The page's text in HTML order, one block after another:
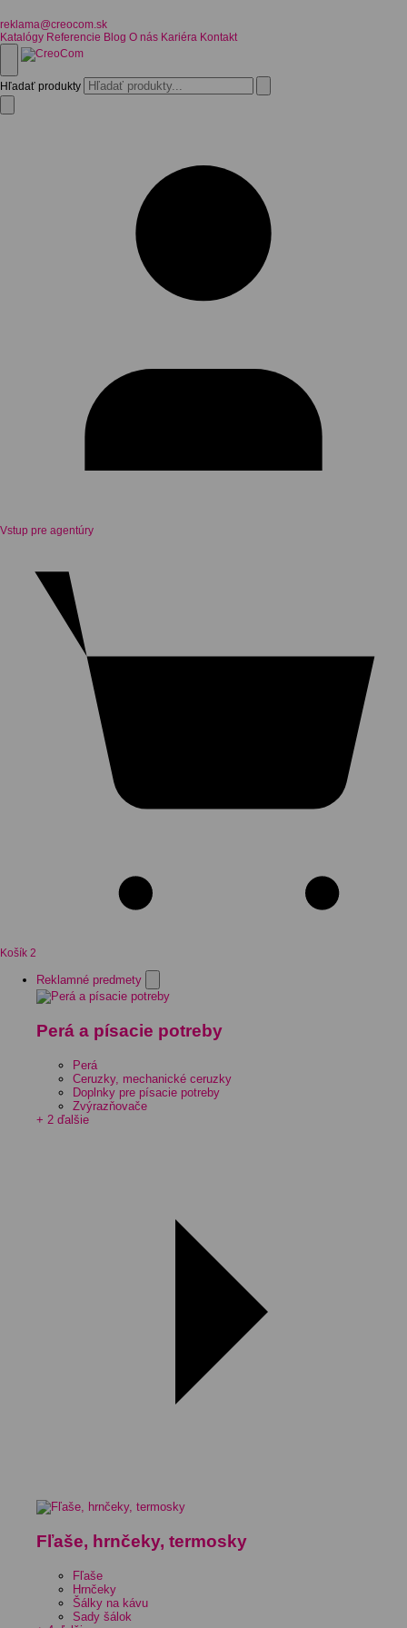
reklama@creocom.sk
Katalógy Referencie Blog O nás Kariéra Kontakt
Hľadať produkty
Vstup pre agentúry
Košík 2
Reklamné predmety
Perá a písacie potreby
Perá
Ceruzky, mechanické ceruzky
Doplnky pre písacie potreby
Zvýrazňovače
+ 2 ďalšie
Fľaše, hrnčeky, termosky
Fľaše
Hrnčeky
Šálky na kávu
Sady šálok